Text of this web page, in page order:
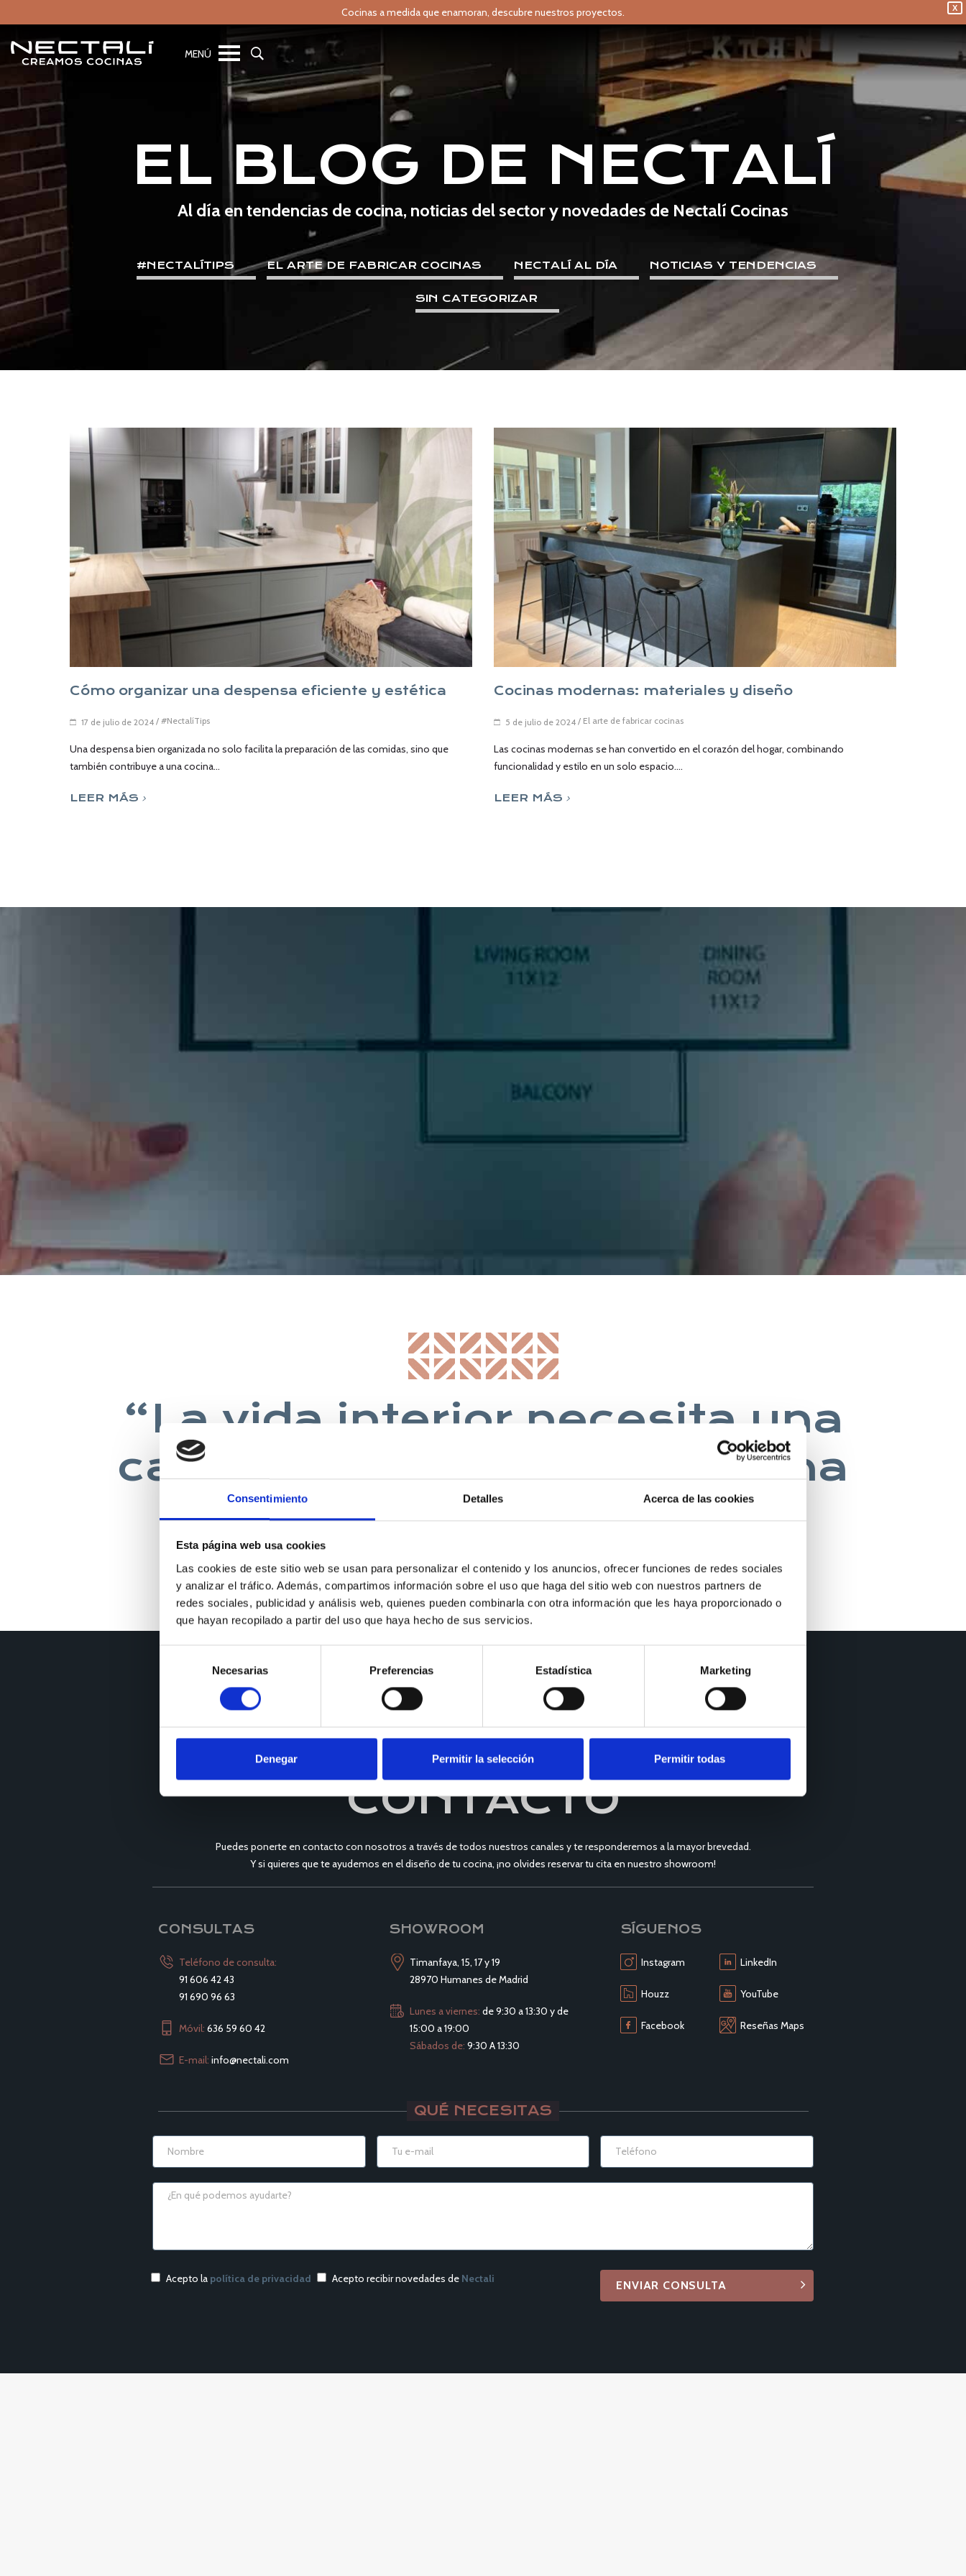
Consentimiento Detalles Acerca de las cookies
Esta página web usa cookies
Las cookies de este sitio web se usan para personalizar el contenido y los anuncios, ofrecer funciones de redes sociales
y analizar el tráfico. Además, compartimos información sobre el uso que haga del sitio web con nuestros partners de
redes sociales, publicidad y análisis web, quienes pueden combinarla con otra información que les haya proporcionado o
que hayan recopilado a partir del uso que haya hecho de sus servicios.
consentimiento
Necesarias Preferencias Estadística Marketing
Denegar Permitir la selección Permitir todas
X
Cocinas a medida que enamoran, descubre nuestros proyectos.
EL BLOG DE NECTALÍ
Al día en tendencias de cocina, noticias del sector y novedades de Nectalí Cocinas
#NECTALÍTIPS EL ARTE DE FABRICAR COCINAS NECTALÍ AL DÍA NOTICIAS Y TENDENCIAS
SIN CATEGORIZAR
Cómo organizar una despensa eficiente y estética
17 de julio de 2024 / #NectalíTips
Una despensa bien organizada no solo facilita la preparación de las comidas, sino que
también contribuye a una cocina...
LEER MÁS
Cocinas modernas: materiales y diseño
5 de julio de 2024 / El arte de fabricar cocinas
Las cocinas modernas se han convertido en el corazón del hogar, combinando
funcionalidad y estilo en un solo espacio....
LEER MÁS
NEWSLETTER
prometemos enviarte contenido de mucho valor.
* Suscribiéndote aceptas nuestra política de privacidad
“La vida interior necesita una
casa confortable y una buena
cocina”
DAVID HERBERT LAWRENCE, 1930, ESCRITOR INGLES
CONTACTO
Puedes ponerte en contacto con nosotros a través de todos nuestros canales y te responderemos a la mayor brevedad.
Y si quieres que te ayudemos en el diseño de tu cocina, ¡no olvides reservar tu cita en nuestro showroom!
CONSULTAS
Teléfono de consulta:
91 606 42 43
91 690 96 63
Móvil: 636 59 60 42
E-mail: info@nectali.com
SHOWROOM
Timanfaya, 15, 17 y 19
28970 Humanes de Madrid
Lunes a viernes:de 9:30 a 13:30 y de
15:00 a 19:00
Sábados de:9:30 A 13:30
SÍGUENOS
Instagram
Houzz
Facebook
LinkedIn
YouTube
Reseñas Maps
QUÉ NECESITAS
Acepto la política de privacidad Acepto recibir novedades de Nectali